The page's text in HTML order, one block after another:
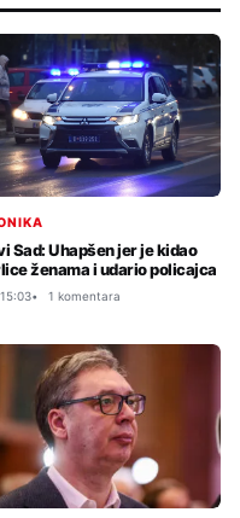
Sad: Uhapšen jer je kidao
ženama i udario policajca
1 komentara